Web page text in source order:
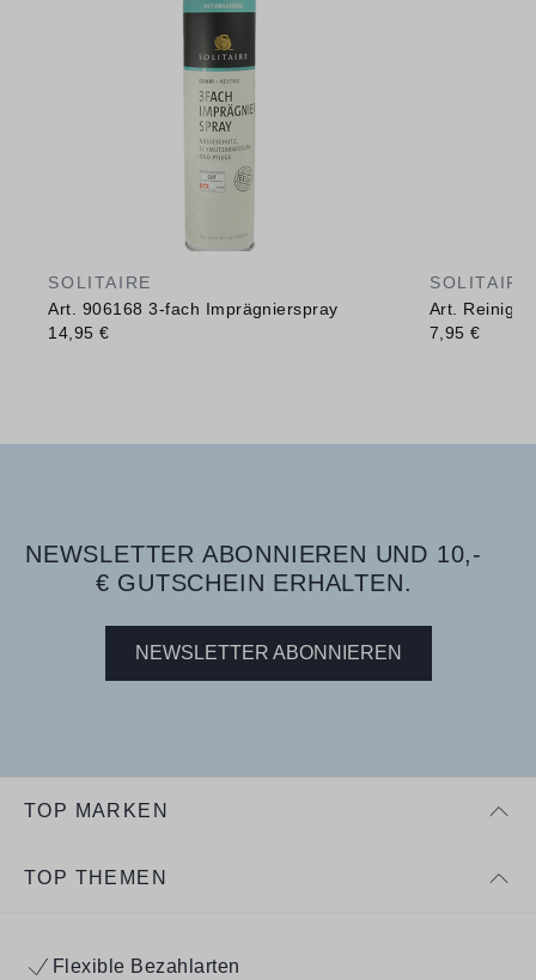
SOLITAIRE
Art. 906168 3-fach Imprägnierspray
14,95 €
SOLITAIRE
Art.
7,95 €
NEWSLETTER ABONNIEREN UND 10,-
€ GUTSCHEIN ERHALTEN.
NEWSLETTER ABONNIEREN
TOP MARKEN
TOP THEMEN
Flexible Bezahlarten